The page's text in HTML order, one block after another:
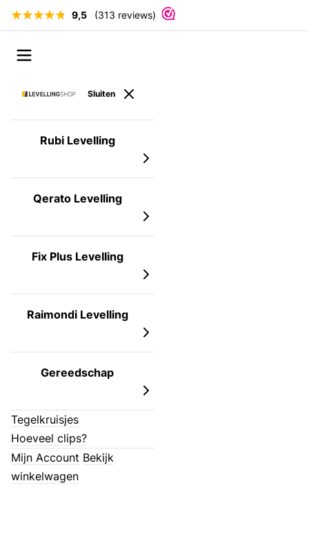
9,5 (313 reviews)
Open menu
Sluiten
Rubi Levelling
Qerato Levelling
Fix Plus Levelling
Raimondi Levelling
Gereedschap
Tegelkruisjes
Hoeveel clips?
Mijn Account Bekijk
winkelwagen